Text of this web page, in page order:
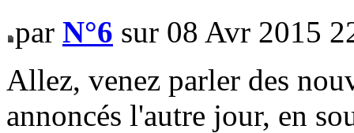
par N°6 sur 08 Avr 2015
Allez, venez parler des
annoncés l'autre jour, en